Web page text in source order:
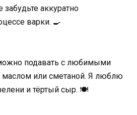
аккуратно
варки. 🍳
подавать с любимыми
или сметаной. Я люблю
и тёртый сыр. 🍽️